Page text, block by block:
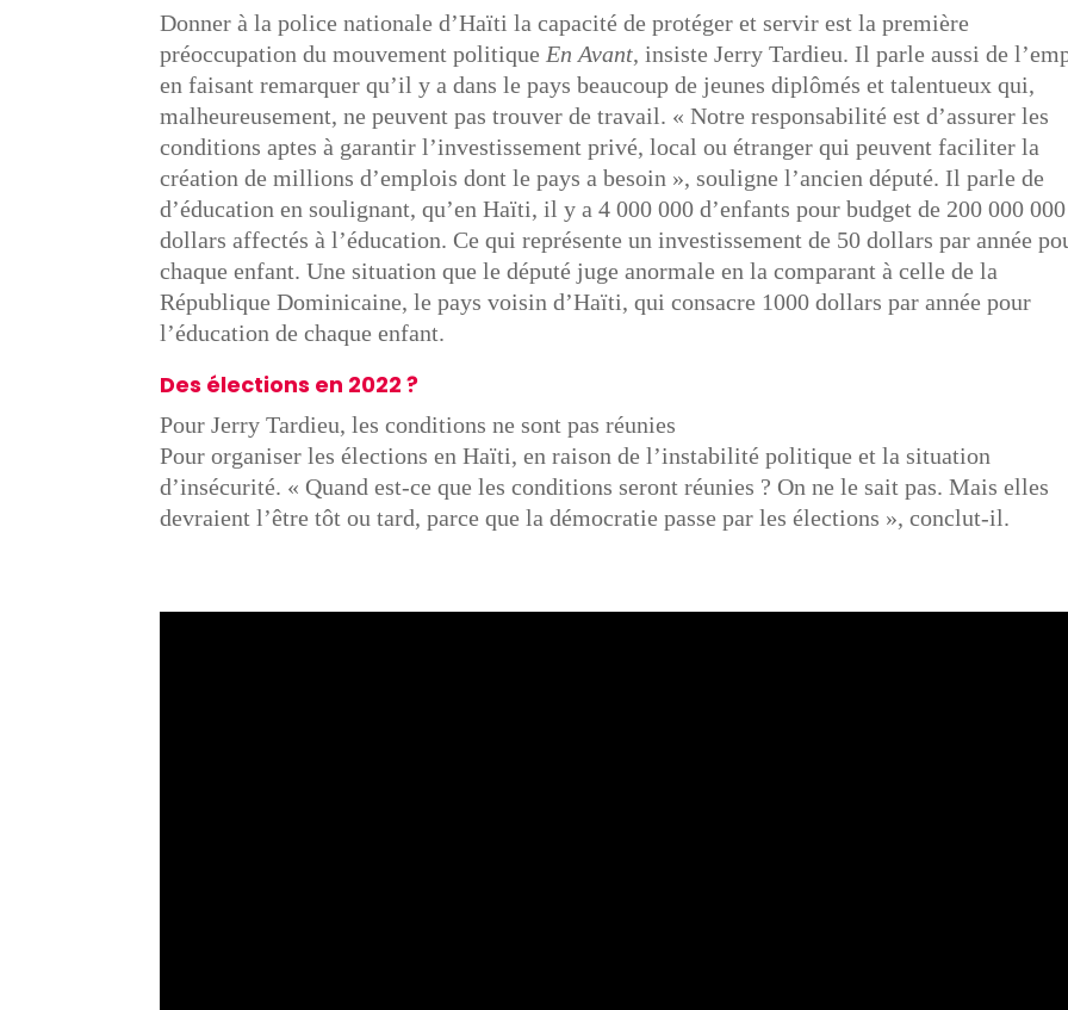
Donner à la police nationale d’Haïti la capacité de protéger et servir est la première
préoccupation du mouvement politique En Avant, insiste Jerry Tardieu. Il parle aussi de
en faisant remarquer qu’il y a dans le pays beaucoup de jeunes diplômés et talentueux qui,
malheureusement, ne peuvent pas trouver de travail. « Notre responsabilité est d’assurer les
conditions aptes à garantir l’investissement privé, local ou étranger qui peuvent faciliter la
création de millions d’emplois dont le pays a besoin », souligne l’ancien député. Il parle de
d’éducation en soulignant, qu’en Haïti, il y a 4 000 000 d’enfants pour budget de 200 000
dollars affectés à l’éducation. Ce qui représente un investissement de 50 dollars par année
chaque enfant. Une situation que le député juge anormale en la comparant à celle de la
République Dominicaine, le pays voisin d’Haïti, qui consacre 1000 dollars par année pour
l’éducation de chaque enfant.
Des élections en 2022 ?
Pour Jerry Tardieu, les conditions ne sont pas réunies
Pour organiser les élections en Haïti, en raison de l’instabilité politique et la situation
d’insécurité. « Quand est-ce que les conditions seront réunies ? On ne le sait pas. Mais elles
devraient l’être tôt ou tard, parce que la démocratie passe par les élections », conclut-il.